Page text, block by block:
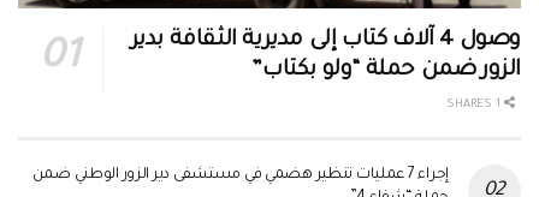
وصول 4 آلاف كتاب إلى مديرية الثقافة بدير
الزور ضمن حملة “ولو بكتاب”
إجراء 7 عمليات تنظير هضمي في مستشفى دير الزور الوطني ضمن